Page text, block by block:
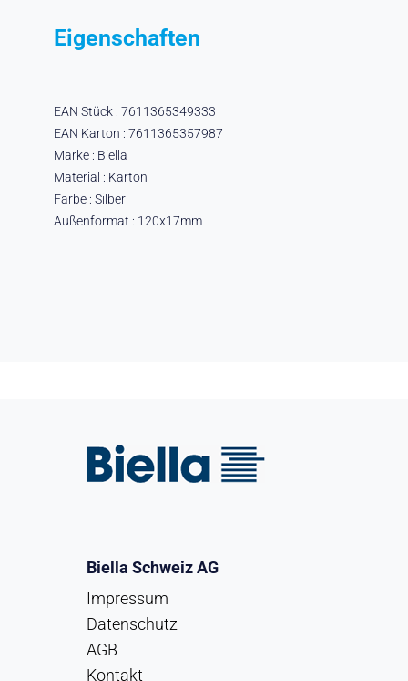
Eigenschaften
EAN Stück : 7611365349333
EAN Karton : 7611365357987
Marke : Biella
Material : Karton
Farbe : Silber
Außenformat : 120x17mm
Biella Schweiz AG
Impressum
Datenschutz
AGB
Kontakt